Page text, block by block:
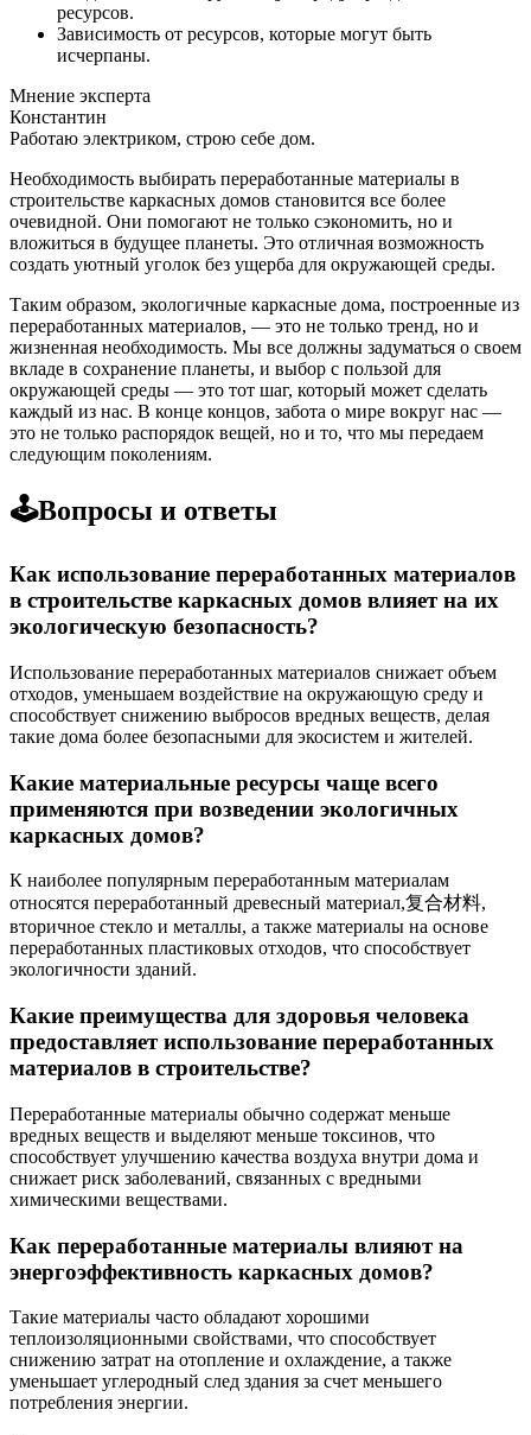
ресурсов.
Зависимость от ресурсов, которые могут быть
исчерпаны.
Мнение эксперта
Константин
Работаю электриком, строю себе дом.
Необходимость выбирать переработанные материалы в
строительстве каркасных домов становится все более
очевидной. Они помогают не только сэкономить, но и
вложиться в будущее планеты. Это отличная возможность
создать уютный уголок без ущерба для окружающей среды.
Таким образом, экологичные каркасные дома, построенные из
переработанных материалов, — это не только тренд, но и
жизненная необходимость. Мы все должны задуматься о своем
вкладе в сохранение планеты, и выбор с пользой для
окружающей среды — это тот шаг, который может сделать
каждый из нас. В конце концов, забота о мире вокруг нас —
это не только распорядок вещей, но и то, что мы передаем
следующим поколениям.
🕹️Вопросы и ответы
Как использование переработанных материалов
в строительстве каркасных домов влияет на их
экологическую безопасность?
Использование переработанных материалов снижает объем
отходов, уменьшаем воздействие на окружающую среду и
способствует снижению выбросов вредных веществ, делая
такие дома более безопасными для экосистем и жителей.
Какие материальные ресурсы чаще всего
применяются при возведении экологичных
каркасных домов?
К наиболее популярным переработанным материалам
относятся переработанный древесный материал,复合材料,
вторичное стекло и металлы, а также материалы на основе
переработанных пластиковых отходов, что способствует
экологичности зданий.
Какие преимущества для здоровья человека
предоставляет использование переработанных
материалов в строительстве?
Переработанные материалы обычно содержат меньше
вредных веществ и выделяют меньше токсинов, что
способствует улучшению качества воздуха внутри дома и
снижает риск заболеваний, связанных с вредными
химическими веществами.
Как переработанные материалы влияют на
энергоэффективность каркасных домов?
Такие материалы часто обладают хорошими
теплоизоляционными свойствами, что способствует
снижению затрат на отопление и охлаждение, а также
уменьшает углеродный след здания за счет меньшего
потребления энергии.